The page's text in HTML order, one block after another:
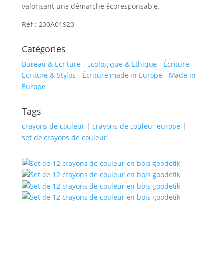
valorisant une démarche écoresponsable.
Réf : 230A01923
Catégories
Bureau & Ecriture - Ecologique & Ethique - Écriture -
Ecriture & Stylos - Écriture made in Europe - Made in
Europe
Tags
crayons de couleur| crayons de couleur europe |
set de crayons de couleur